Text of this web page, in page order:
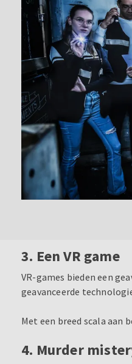
3. Een VR game
VR-games bieden een
geavanceerde
Met een breed scala aan
4. Murder